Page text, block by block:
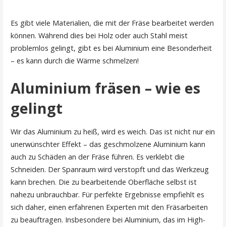
Es gibt viele Materialien, die mit der Fräse bearbeitet werden
können. Während dies bei Holz oder auch Stahl meist
problemlos gelingt, gibt es bei Aluminium eine Besonderheit
– es kann durch die Wärme schmelzen!
Aluminium fräsen – wie es
gelingt
Wir das Aluminium zu heiß, wird es weich. Das ist nicht nur ein
unerwünschter Effekt – das geschmolzene Aluminium kann
auch zu Schäden an der Fräse führen. Es verklebt die
Schneiden. Der Spanraum wird verstopft und das Werkzeug
kann brechen. Die zu bearbeitende Oberfläche selbst ist
nahezu unbrauchbar. Für perfekte Ergebnisse empfiehlt es
sich daher, einen erfahrenen Experten mit den Fräsarbeiten
zu beauftragen. Insbesondere bei Aluminium, das im High-